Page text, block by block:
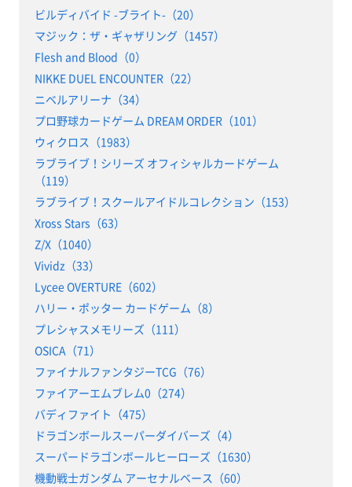
ビルディバイド -ブライト-（20）
マジック：ザ・ギャザリング（1457）
Flesh and Blood（0）
NIKKE DUEL ENCOUNTER（22）
ニベルアリーナ（34）
プロ野球カードゲーム DREAM ORDER（101）
ウィクロス（1983）
ラブライブ！シリーズ オフィシャルカードゲーム
（119）
ラブライブ！スクールアイドルコレクション（153）
Xross Stars（63）
Z/X（1040）
Vividz（33）
Lycee OVERTURE（602）
ハリー・ポッター カードゲーム（8）
プレシャスメモリーズ（111）
OSICA（71）
ファイナルファンタジーTCG（76）
ファイアーエムブレム0（274）
バディファイト（475）
ドラゴンボールスーパーダイバーズ（4）
スーパードラゴンボールヒーローズ（1630）
機動戦士ガンダム アーセナルベース（60）